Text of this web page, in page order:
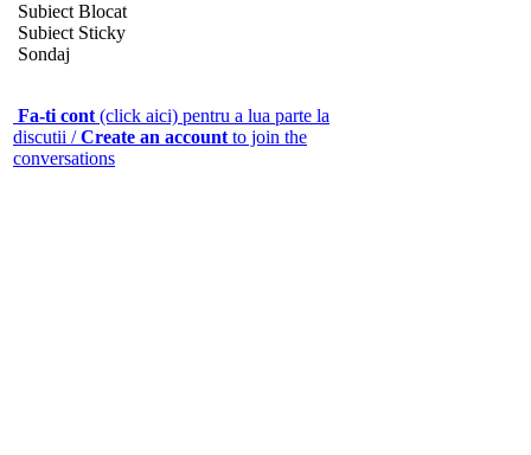
Subiect Blocat
Subiect Sticky
Sondaj
Fa-ti cont (click aici) pentru a lua parte la
discutii /Create an account to join the
conversations